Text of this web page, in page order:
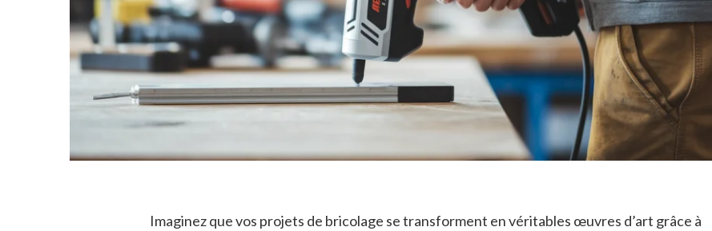
Imaginez que vos projets de bricolage se transforment en véritables œuvres d’art grâce à